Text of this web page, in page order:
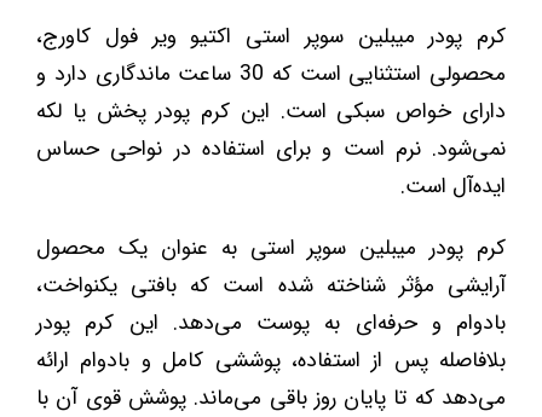
کرم پودر میبلین سوپر استی اکتیو ویر فول کاورج،
محصولی استثنایی است که 30 ساعت ماندگاری دارد و
دارای خواص سبکی است. این کرم پودر پخش یا لکه
نمی‌شود. نرم است و برای استفاده در نواحی حساس
ایده‌آل است.
کرم پودر میبلین سوپر استی به عنوان یک محصول
آرایشی مؤثر شناخته شده است که بافتی یکنواخت،
بادوام و حرفه‌ای به پوست می‌دهد. این کرم پودر
بلافاصله پس از استفاده، پوششی کامل و بادوام ارائه
می‌دهد که تا پایان روز باقی می‌ماند. پوشش قوی آن با